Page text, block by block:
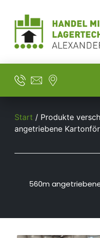
Start / Produkte
angetriebene
560m